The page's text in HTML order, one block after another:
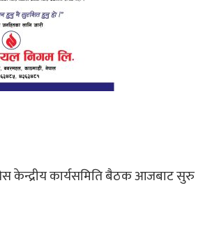
केन्द्रीय कार्यसमिति बैठक आजबाट सुरु